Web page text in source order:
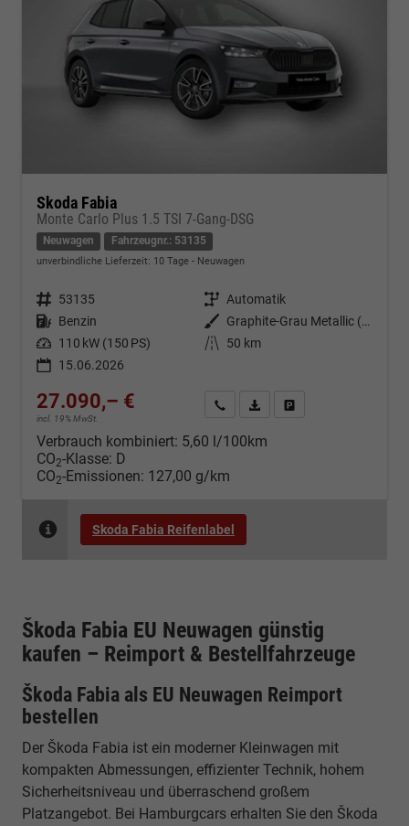
Skoda Fabia
Monte Carlo Plus 1.5 TSI 7-Gang-DSG
Neuwagen Fahrzeugnr.: 53135
unverbindliche Lieferzeit: 10 Tage Neuwagen
Fahrzeugnr. 53135 Getriebe Automatik
Kraftstoff Benzin Außenfarbe
Graphite-Grau Metallic (Dach in Schwarz)
Leistung 110 kW (150 PS) Kilometerstand
50 km
15.06.2026
27.090,– €
incl. 19% MwSt.
Kontakt & Angebot anfordern
PDF-Datei, Fahrzeugexposé
Verbrauch kombiniert: 5,60 l/100km
CO2-Klasse: D
CO2-Emissionen: 127,00 g/km
Skoda Fabia Reifenlabel
Škoda Fabia EU Neuwagen günstig
kaufen – Reimport & Bestellfahrzeuge
Škoda Fabia als EU Neuwagen Reimport
bestellen
Der Škoda Fabia ist ein moderner Kleinwagen mit
kompakten Abmessungen, effizienter Technik, hohem
Sicherheitsniveau und überraschend großem
Platzangebot. Bei Hamburgcars erhalten Sie den Škoda